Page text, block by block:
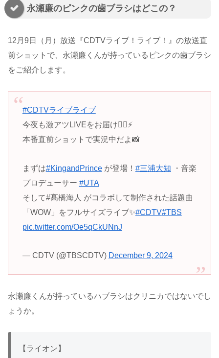
永瀬廉のピンクの歯ブラシはどこの？
12月9日（月）放送『CDTVライブ！ライブ！』の放送直
前ショットで、永瀬廉くんが持っているピンクの歯ブラシ
をご紹介します。
#CDTVライブライブ
今夜も激アツLIVEをお届け❤️‍🔥⚡️
本番直前ショットで実況中だよ📸
まずは#KingandPrinceが登場！ #三浦大知 ・音楽
プロデューサー #UTA
そして#髙橋海人 がコラボして制作された話題曲
「WOW」をフルサイズライブ✨#CDTV#TBS
pic.twitter.com/Oe5qCkUNnJ
— CDTV (@TBSCDTV) December 9, 2024
永瀬廉くんが持っているハブラシはクリニカではないでし
ょうか。
【ライオン】